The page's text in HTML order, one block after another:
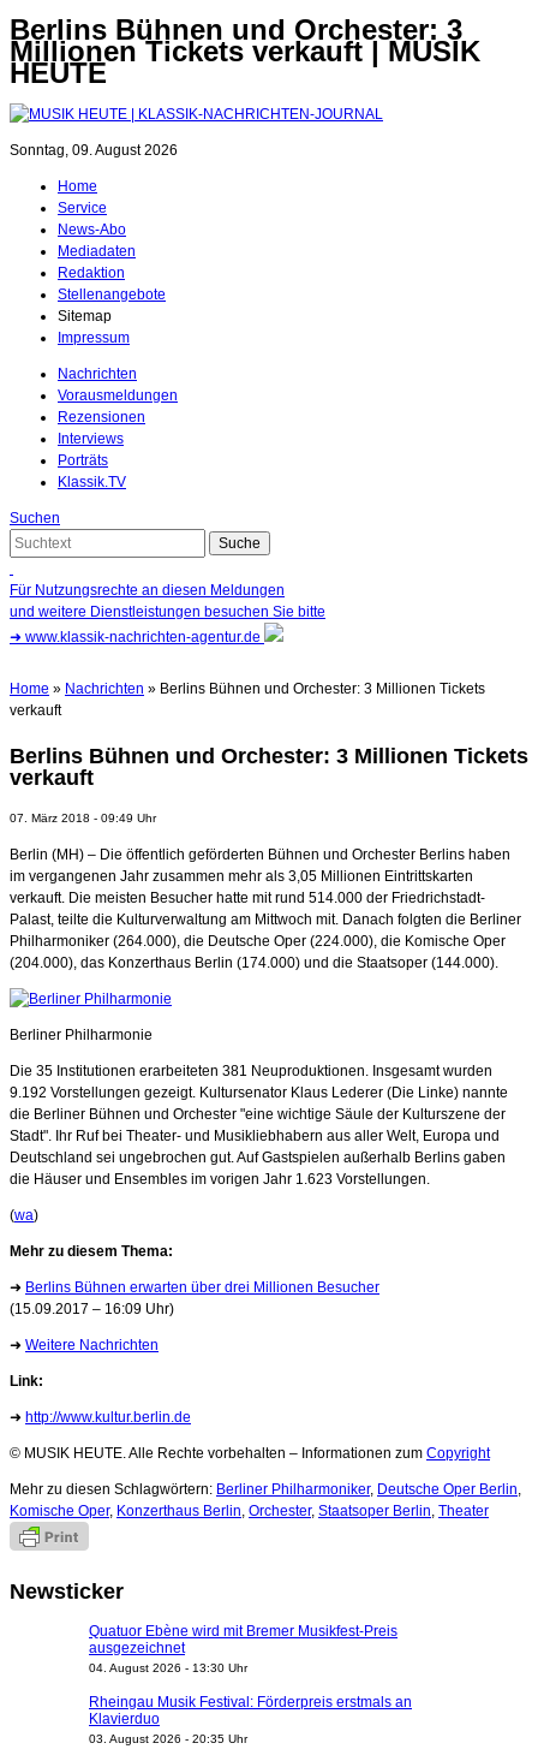
Berlins Bühnen und Orchester: 3
Millionen Tickets verkauft | MUSIK
HEUTE
Sonntag, 09. August 2026
Home
Service
News-Abo
Mediadaten
Redaktion
Stellenangebote
Sitemap
Impressum
Nachrichten
Vorausmeldungen
Rezensionen
Interviews
Porträts
Klassik.TV
Suchen
Für Nutzungsrechte an diesen Meldungen
und weitere Dienstleistungen besuchen Sie bitte
➜ www.klassik-nachrichten-agentur.de
Home » Nachrichten » Berlins Bühnen und Orchester: 3 Millionen Tickets
verkauft
Berlins Bühnen und Orchester: 3 Millionen Tickets
verkauft
07. März 2018 - 09:49 Uhr
Berlin (MH) – Die öffentlich geförderten Bühnen und Orchester Berlins haben
im vergangenen Jahr zusammen mehr als 3,05 Millionen Eintrittskarten
verkauft. Die meisten Besucher hatte mit rund 514.000 der Friedrichstadt-
Palast, teilte die Kulturverwaltung am Mittwoch mit. Danach folgten die Berliner
Philharmoniker (264.000), die Deutsche Oper (224.000), die Komische Oper
(204.000), das Konzerthaus Berlin (174.000) und die Staatsoper (144.000).
Berliner Philharmonie
Die 35 Institutionen erarbeiteten 381 Neuproduktionen. Insgesamt wurden
9.192 Vorstellungen gezeigt. Kultursenator Klaus Lederer (Die Linke) nannte
die Berliner Bühnen und Orchester "eine wichtige Säule der Kulturszene der
Stadt". Ihr Ruf bei Theater- und Musikliebhabern aus aller Welt, Europa und
Deutschland sei ungebrochen gut. Auf Gastspielen außerhalb Berlins gaben
die Häuser und Ensembles im vorigen Jahr 1.623 Vorstellungen.
(wa)
Mehr zu diesem Thema:
➜ Berlins Bühnen erwarten über drei Millionen Besucher
(15.09.2017 – 16:09 Uhr)
➜ Weitere Nachrichten
Link:
➜ http://www.kultur.berlin.de
© MUSIK HEUTE. Alle Rechte vorbehalten – Informationen zum Copyright
Mehr zu diesen Schlagwörtern: Berliner Philharmoniker, Deutsche Oper Berlin,
Komische Oper, Konzerthaus Berlin, Orchester, Staatsoper Berlin, Theater
Newsticker
Quatuor Ebène wird mit Bremer Musikfest-Preis
ausgezeichnet
04. August 2026 - 13:30 Uhr
Rheingau Musik Festival: Förderpreis erstmals an
Klavierduo
03. August 2026 - 20:35 Uhr